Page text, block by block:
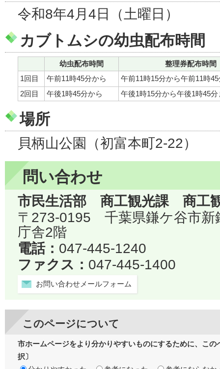
令和8年4月4日（土曜日）
カブトムシの幼虫配布時間
幼虫配布時間
整理券配布時間
1回目
午前11時45分から
午前11時15分から午前11時
2回目
午後1時45分から 午後1時15分から午後1時45分
場所
貝柄山公園（初富本町2-22）
問い合わせ
市民生活部 商工観光課 商工
〒273-0195 千葉県鎌ケ谷市
庁舎2階
電話： 047-445-1240
ファクス： 047-445-1400
お問い合わせメールフォーム
このページについて
市ホームページをより分かりやすいものにするために、こ
択〕